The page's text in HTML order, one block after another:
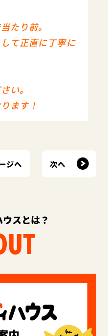
たり前。
て正直に丁寧に
い。
ます！
ジへ 次へ
スとは？